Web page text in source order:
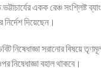
একক বেঞ্চ সংশ্লিষ্ট
দিয়েছেন।
নিষেধাজ্ঞা সরানোর বিষয়ে
নিষেধাজ্ঞা বহাল থাকবে।